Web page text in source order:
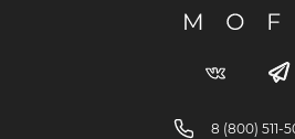
8 (800) 511-